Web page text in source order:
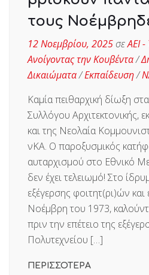
τους
12 Νοεμβρίου, 2025σεΑΕΙ -
Ανοίγοντας την Κουβέντα/
Δικαιώματα/Εκπαίδευση/
Καμία πειθαρχική δίωξη
Συλλόγου Αρχιτεκτονικής,
και της Νεολαία
νΚΑ. O παροξυσμικός
αυταρχισμού στο Εθνικό
δεν έχει τελειωμό! Στο
εξέγερσης φοιτητ(ρι)ών
Νοέμβρη του 1973,
πριν την επέτειο της
Πολυτεχνείου […]
ΠΕΡΙΣΣΟΤΕΡΑ